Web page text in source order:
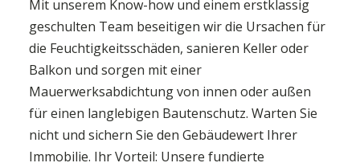
Mit unserem Know-how und einem erstklassig
geschulten Team beseitigen wir die Ursachen für
die Feuchtigkeitsschäden, sanieren Keller oder
Balkon und sorgen mit einer
Mauerwerksabdichtung von innen oder außen
für einen langlebigen Bautenschutz. Warten Sie
nicht und sichern Sie den Gebäudewert Ihrer
Immobilie. Ihr Vorteil: Unsere fundierte